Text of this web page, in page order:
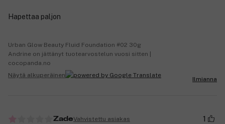
Hapettaa paljon
Urban Glow Beauty Fluid Foundation #02 30g
Andrine on jättänyt tuotearvostelun vuosi sitten |
cocopanda.no
Näytä alkuperäinen
Ilmianna
ZadeVahvistettu asiakas 1